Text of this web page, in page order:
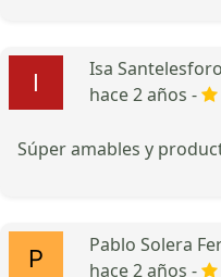
Isa Santelesforo
hace 2 años -
Súper amables y
Pablo Solera
hace 2 años -